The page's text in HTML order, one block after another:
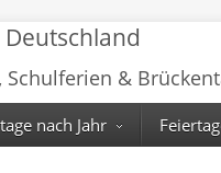
Schulferien &
nach Jahr